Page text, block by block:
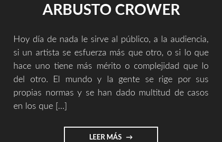
ARBUSTO CROWER
Hoy día de nada le sirve al público, a la audiencia,
si un artista se esfuerza más que otro, o si lo que
hace uno tiene más mérito o complejidad que lo
del otro. El mundo y la gente se rige por sus
propias normas y se han dado multitud de casos
en los que […]
LEER MÁS "SERGIO